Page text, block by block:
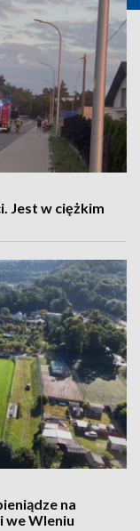
Jest w ciężkim
na
we Wleniu